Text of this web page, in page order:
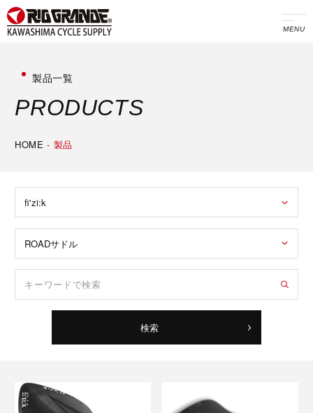
MENU
製品一覧
PRODUCTS
HOME - 製品
検索